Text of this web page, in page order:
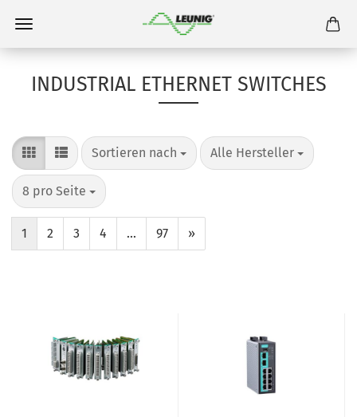
INDUSTRIAL ETHERNET SWITCHES
Sortieren nach Alle Hersteller
8 pro Seite
1 2 3 4 ... 97 »